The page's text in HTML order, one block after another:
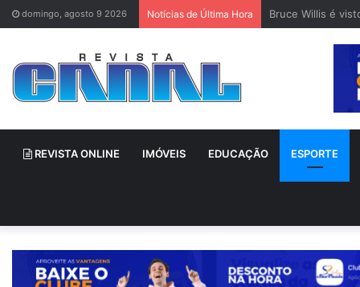
domingo, agosto 9 2026 Notícias de Última Hora Bruce Willis é
REVISTA ONLINE IMÓVEIS EDUCAÇÃO ESPORTE